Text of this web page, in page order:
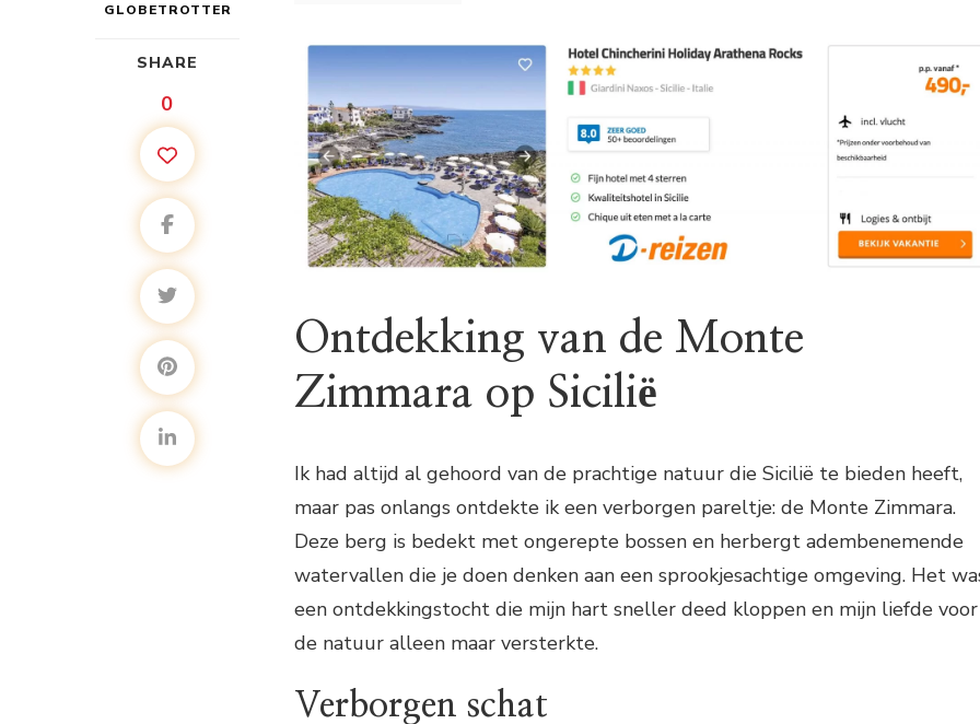
GLOBETROTTER
SHARE
0
Ontdekking van de Monte
Zimmara op Sicilië
Ik had altijd al gehoord van de prachtige natuur die Sicilië te bieden heeft,
maar pas onlangs ontdekte ik een verborgen pareltje: de Monte Zimmara.
Deze berg is bedekt met ongerepte bossen en herbergt adembenemende
watervallen die je doen denken aan een sprookjesachtige omgeving. Het
een ontdekkingstocht die mijn hart sneller deed kloppen en mijn liefde voor
de natuur alleen maar versterkte.
Verborgen schat